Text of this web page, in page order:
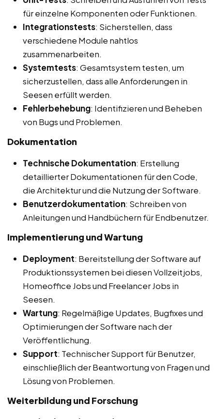
für einzelne Komponenten oder Funktionen.
Integrationstests: Sicherstellen, dass
verschiedene Module nahtlos
zusammenarbeiten.
Systemtests: Gesamtsystem testen, um
sicherzustellen, dass alle Anforderungen in
Seesen erfüllt werden.
Fehlerbehebung: Identifizieren und Beheben
von Bugs und Problemen.
Dokumentation
Technische Dokumentation: Erstellung
detaillierter Dokumentationen für den Code,
die Architektur und die Nutzung der Software.
Benutzerdokumentation: Schreiben von
Anleitungen und Handbüchern für Endbenutzer.
Implementierung und Wartung
Deployment: Bereitstellung der Software auf
Produktionssystemen bei diesen Vollzeitjobs,
Homeoffice Jobs und Freelancer Jobs in
Seesen.
Wartung: Regelmäßige Updates, Bugfixes und
Optimierungen der Software nach der
Veröffentlichung.
Support: Technischer Support für Benutzer,
einschließlich der Beantwortung von Fragen und
Lösung von Problemen.
Weiterbildung und Forschung